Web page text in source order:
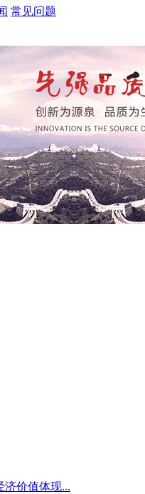
常见问题
济价值体现...